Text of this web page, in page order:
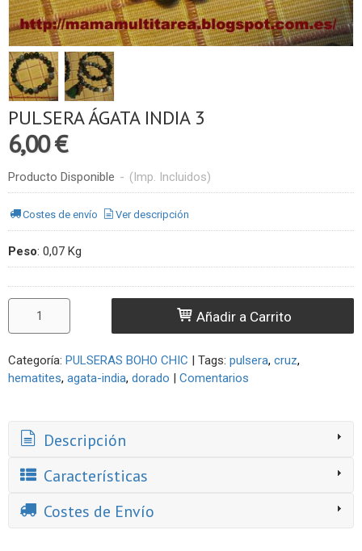
PULSERA ÁGATA INDIA 3
6,00 €
Producto Disponible - (Imp. Incluidos)
Costes de envío Ver descripción
Peso: 0,07 Kg
Añadir a Carrito
Categoría: PULSERAS BOHO CHIC | Tags: pulsera cruz
hematites agata-india dorado | Comentarios
Descripción
Características
Costes de Envío